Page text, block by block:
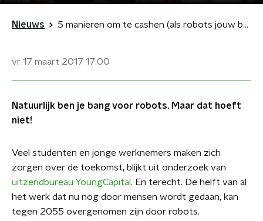
Nieuws 5 manieren om te cashen (als robots jouw baan overnemen)
vr 17 maart 2017 17:00
Natuurlijk ben je bang voor robots. Maar dat hoeft
niet!
Veel studenten en jonge werknemers maken zich
zorgen over de toekomst, blijkt uit onderzoek van
uitzendbureau YoungCapital . En terecht. De helft van al
het werk dat nu nog door mensen wordt gedaan, kan
tegen 2055 overgenomen zijn door robots.